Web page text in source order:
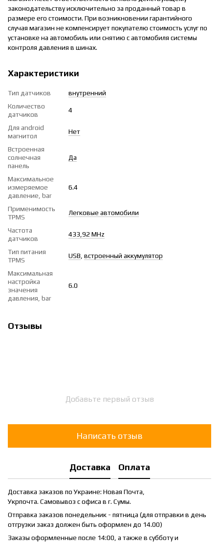
законодательству исключительно за проданный товар в
размере его стоимости. При возникновении гарантийного
случая магазин не компенсирует покупателю стоимость услуг по
установке на автомобиль или снятию с автомобиля системы
контроля давления в шинах.
Характеристики
Тип датчиков
внутренний
Количество
датчиков
4
Для android
магнитол
Нет
Встроенная
солнечная
панель
Да
Максимальное
измеряемое
давление, bar
6.4
Применимость
TPMS
Легковые автомобили
Частота
датчиков
433,92 MHz
Тип питания
TPMS
USB встроенный аккумулятор
Максимальная
настройка
значения
давления, bar
6.0
Отзывы
Добавьте первый отзыв
Написать отзыв
Доставка Оплата
Доставка заказов по Украине: Новая Почта,
Укрпочта. Самовывоз с офиса в г. Сумы.
Отправка заказов понедельник - пятница (для отправки в день
отгрузки заказ должен быть оформлен до 14.00)
Заказы оформленные после 14:00, а также в субботу и